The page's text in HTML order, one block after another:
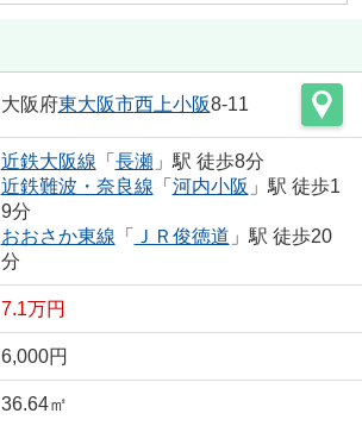
大阪府東大阪市西上小阪8-11
近鉄大阪線 「 長瀬」駅 徒歩8分
近鉄難波・奈良線 「 河内小阪 」駅 徒歩1
9分
おおさか東線 「 ＪＲ俊徳道 」駅 徒歩20
分
7.1万円
6,000円
36.64㎡